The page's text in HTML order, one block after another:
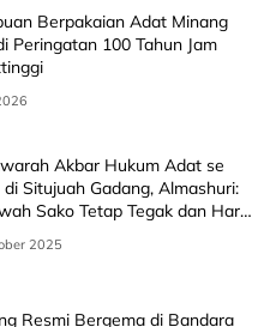
Berpakaian Adat Minang
Peringatan 100 Tahun Jam
Akbar Hukum Adat se
Situjuah Gadang, Almashuri:
Sako Tetap Tegak dan Harta
2025
Resmi Bergema di Bandara